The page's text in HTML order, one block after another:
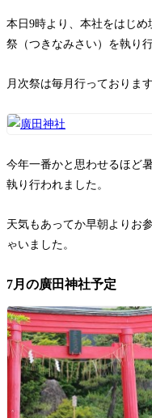
本日9時より、本社をはじ
祭（つきなみさい）を執り
月次祭は毎月行っておりま
今年一番かと思わせるほど
執り行われました。
天気もあってか早朝よりお
ゃいました。
7月の廣田神社予定